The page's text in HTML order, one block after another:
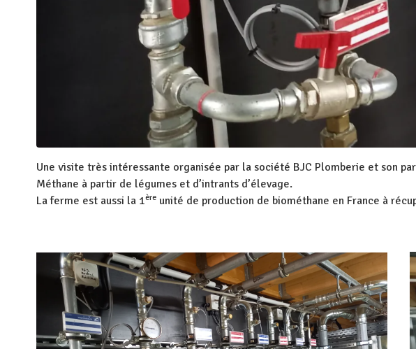
Une visite très intéressante organisée par la société BJC Plomberie et son
Méthane à partir de légumes et d’intrants d’élevage.
La ferme est aussi la 1ère unité de production de biométhane en France à